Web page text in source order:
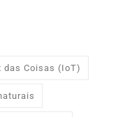
das Coisas (IoT)